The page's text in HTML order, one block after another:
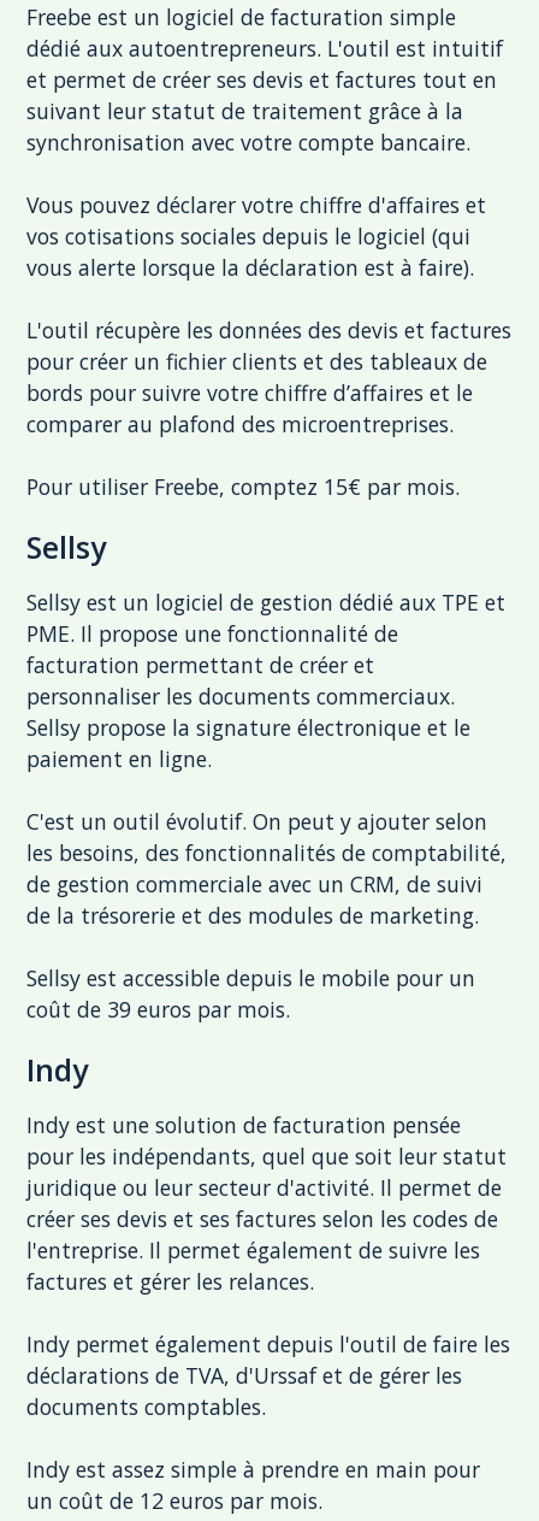
Freebe est un logiciel de facturation simple
dédié aux autoentrepreneurs. L'outil est intuitif
et permet de créer ses devis et factures tout en
suivant leur statut de traitement grâce à la
synchronisation avec votre compte bancaire.
Vous pouvez déclarer votre chiffre d'affaires et
vos cotisations sociales depuis le logiciel (qui
vous alerte lorsque la déclaration est à faire).
L'outil récupère les données des devis et factures
pour créer un fichier clients et des tableaux de
bords pour suivre votre chiffre d’affaires et le
comparer au plafond des microentreprises.
Pour utiliser Freebe, comptez 15€ par mois.
Sellsy
Sellsy est un logiciel de gestion dédié aux TPE et
PME. Il propose une fonctionnalité de
facturation permettant de créer et
personnaliser les documents commerciaux.
Sellsy propose la signature électronique et le
paiement en ligne.
C'est un outil évolutif. On peut y ajouter selon
les besoins, des fonctionnalités de comptabilité,
de gestion commerciale avec un CRM, de suivi
de la trésorerie et des modules de marketing.
Sellsy est accessible depuis le mobile pour un
coût de 39 euros par mois.
Indy
Indy est une solution de facturation pensée
pour les indépendants, quel que soit leur statut
juridique ou leur secteur d'activité. Il permet de
créer ses devis et ses factures selon les codes de
l'entreprise. Il permet également de suivre les
factures et gérer les relances.
Indy permet également depuis l'outil de faire les
déclarations de TVA, d'Urssaf et de gérer les
documents comptables.
Indy est assez simple à prendre en main pour
un coût de 12 euros par mois.